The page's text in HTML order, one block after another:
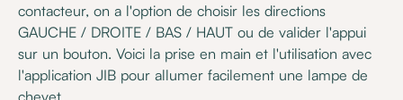
contacteur, on a l'option de choisir les directions
GAUCHE / DROITE / BAS / HAUT ou de valider l'appui
sur un bouton. Voici la prise en main et l'utilisation avec
l'application JIB pour allumer facilement une lampe de
chevet.